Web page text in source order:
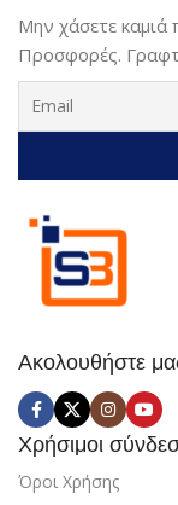
Ακολουθήστε
Χρήσιμοι
Όροι Χρήσης
Μην χάσετε καμιά
Προσφορές.